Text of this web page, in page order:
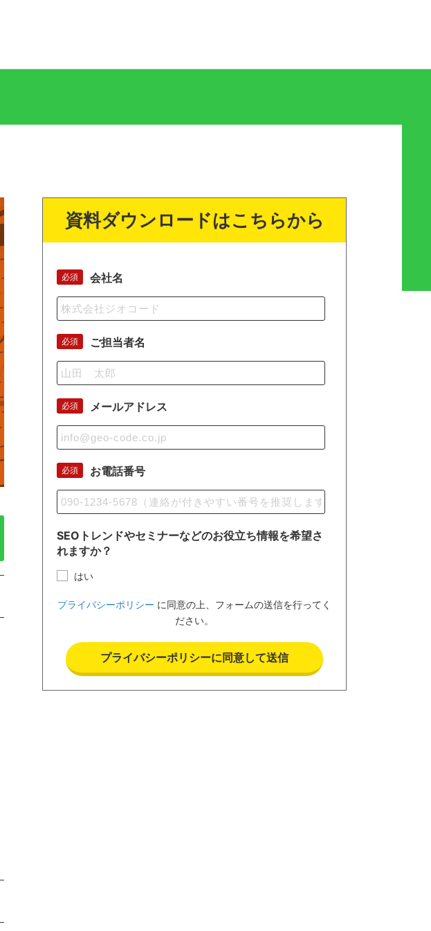
資料ダウンロードはこちらから
会社名
必須
ご担当者名
必須
メールアドレス
必須
お電話番号
必須
SEOトレンドやセミナーなどのお役立ち情報を希望さ
れますか？
はい
プライバシーポリシー に同意の上、フォームの送信を行ってく
ださい。
プライバシーポリシーに同意して送信